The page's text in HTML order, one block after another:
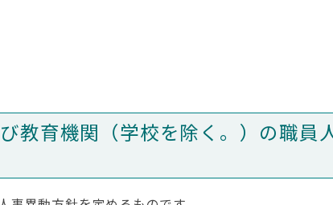
育機関（学校を除く。）の職員